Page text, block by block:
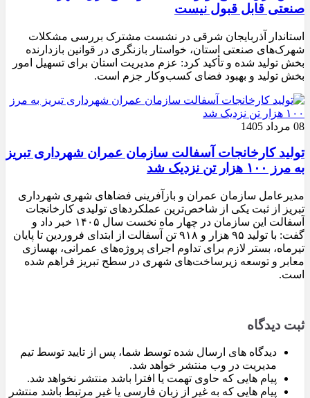
صنعتی قابل قبول نیست
استاندار آذربایجان شرقی در نشست مشترک بررسی مشکلات
شهرک‌های صنعتی استان، خواستار بازنگری در قوانین بازدارنده
بخش تولید شده و تأکید کرد: عزم مدیریت استان برای تسهیل امور
بخش تولید و بهبود فضای کسب‌وکار جزم است.
08 مرداد 1405
تولید کارخانجات آسفالت سازمان عمران شهرداری تبریز
به مرز ۱۰۰ هزار تن نزدیک شد
مدیرعامل سازمان عمران و بازآفرینی فضاهای شهری شهرداری
تبریز از ثبت یکی از شاخص‌ترین عملکردهای تولیدی کارخانجات
آسفالت این سازمان در چهار ماه نخست سال ۱۴۰۵ خبر داد و
گفت: با تولید ۹۵ هزار و ۹۱۸ تن آسفالت از ابتدای فروردین تا پایان
تیرماه، بستر لازم برای تداوم اجرای پروژه‌های عمرانی، بهسازی
معابر و توسعه زیرساخت‌های شهری در سطح تبریز فراهم شده
است.
ثبت دیدگاه
دیدگاه های ارسال شده توسط شما، پس از تایید توسط تیم
مدیریت در وب منتشر خواهد شد.
پیام هایی که حاوی تهمت یا افترا باشد منتشر نخواهد شد.
پیام هایی که به غیر از زبان فارسی یا غیر مرتبط باشد منتشر